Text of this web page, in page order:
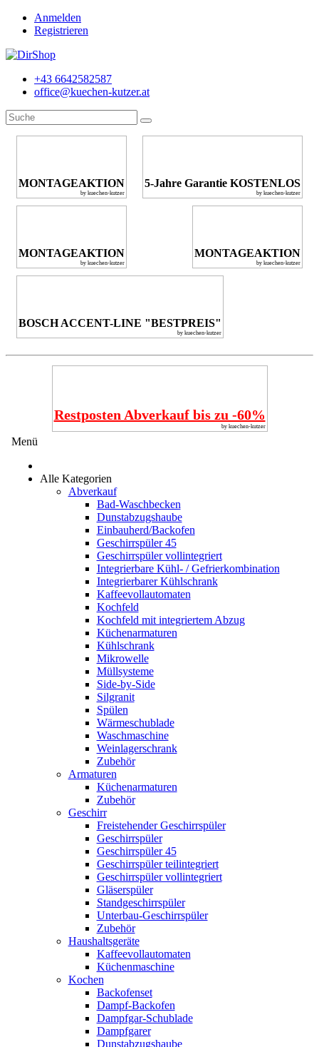
Anmelden
Registrieren
+43 6642582587
office@kuechen-kutzer.at
MONTAGEAKTION
by kuechen-kutzer
5-Jahre Garantie KOSTENLOS
by kuechen-kutzer
MONTAGEAKTION
by kuechen-kutzer
MONTAGEAKTION
by kuechen-kutzer
BOSCH ACCENT-LINE "BESTPREIS"
by kuechen-kutzer
Restposten Abverkauf bis zu -60%
by kuechen-kutzer
Menü
Alle Kategorien
Abverkauf
Bad-Waschbecken
Dunstabzugshaube
Einbauherd/Backofen
Geschirrspüler 45
Geschirrspüler vollintegriert
Integrierbare Kühl- / Gefrierkombination
Integrierbarer Kühlschrank
Kaffeevollautomaten
Kochfeld
Kochfeld mit integriertem Abzug
Küchenarmaturen
Kühlschrank
Mikrowelle
Müllsysteme
Side-by-Side
Silgranit
Spülen
Wärmeschublade
Waschmaschine
Weinlagerschrank
Zubehör
Armaturen
Küchenarmaturen
Zubehör
Geschirr
Freistehender Geschirrspüler
Geschirrspüler
Geschirrspüler 45
Geschirrspüler teilintegriert
Geschirrspüler vollintegriert
Gläserspüler
Standgeschirrspüler
Unterbau-Geschirrspüler
Zubehör
Haushaltsgeräte
Kaffeevollautomaten
Küchenmaschine
Kochen
Backofenset
Dampf-Backofen
Dampfgar-Schublade
Dampfgarer
Dunstabzugshaube